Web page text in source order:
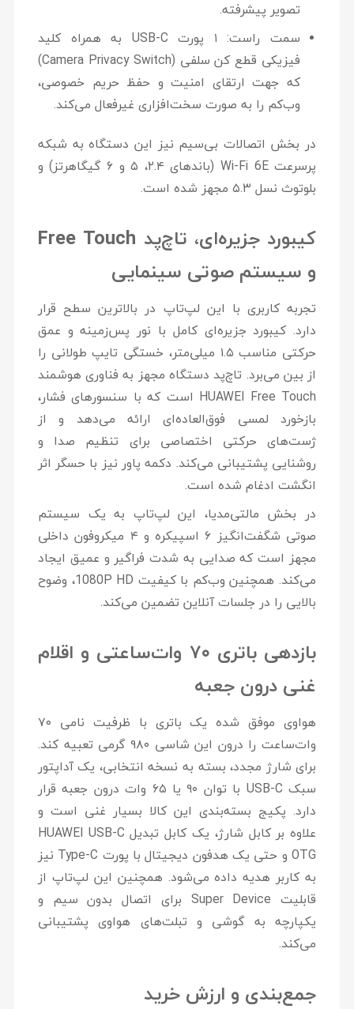
تصویر پیشرفته.
سمت راست:۱ پورت USB-C به همراه
کلید
فیزیکی قطع کن سلفی (Camera Privacy Switch)
که جهت ارتقای امنیت و حفظ حریم خصوصی،
وب‌کم را به صورت سخت‌افزاری غیرفعال می‌کند.
در بخش اتصالات بی‌سیم نیز این دستگاه به شبکه
پرسرعت Wi-Fi 6E (باند‌های ۲.۴، ۵ و ۶ گیگاهرتز) و
بلوتوث نسل ۵.۳ مجهز شده است.
کیبورد جزیره‌ای، تاچ‌پد Free Touch
و سیستم صوتی سینمایی
تجربه کاربری با این لپ‌تاپ در بالاترین سطح قرار
دارد. کیبورد جزیره‌ای کامل با نور پس‌زمینهو عمق
حرکتی مناسب ۱.۵ میلی‌متر، خستگی تایپ طولانی را
از بین می‌برد. تاچ‌پد دستگاه مجهز به فناوری هوشمند
HUAWEI Free Touch است که با سنسورهای فشار،
بازخورد لمسی فوق‌العاده‌ای ارائه می‌دهد و از
ژست‌های حرکتی اختصاصی برای تنظیم صدا و
روشنایی پشتیبانی می‌کند. دکمه پاور نیز با حسگر اثر
انگشت ادغام شده است.
در بخش مالتی‌مدیا، این لپ‌تاپ به یک سیستم
صوتی شگفت‌انگیز ۶ اسپیکره
و ۴ میکروفون داخلی
مجهز است که صدایی به شدت فراگیر و عمیق ایجاد
می‌کند. همچنین وب‌کم با کیفیت 1080P HD، وضوح
بالایی را در جلسات آنلاین تضمین می‌کند.
بازدهی باتری ۷۰ وات‌ساعتی و اقلام
غنی درون جعبه
هواوی موفق شده یک باتری با ظرفیت نامی ۷۰
وات‌ساعت
را درون این شاسی ۹۸۰ گرمی تعبیه کند.
برای شارژ مجدد، بسته به نسخه انتخابی، یک آداپتور
سبک USB-C با توان
۹۰ یا ۶۵ وات
درون جعبه قرار
دارد. پکیج بسته‌بندی این کالا بسیار غنی است و
علاوه بر کابل شارژ، یک کابل تبدیل HUAWEI USB-C
OTG و حتی یک هدفون دیجیتال با پورت Type-C نیز
به کاربر هدیه داده می‌شود. همچنین این لپ‌تاپ از
قابلیت Super Device برای اتصال بدون سیم و
یکپارچه به گوشی و تبلت‌های هواوی پشتیبانی
می‌کند.
جمع‌بندی و ارزش خرید